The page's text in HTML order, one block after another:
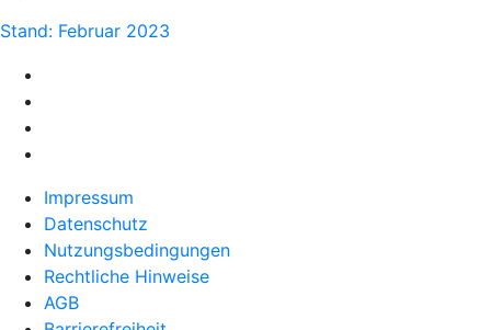
Stand: Februar 2023
Impressum
Datenschutz
Nutzungsbedingungen
Rechtliche Hinweise
AGB